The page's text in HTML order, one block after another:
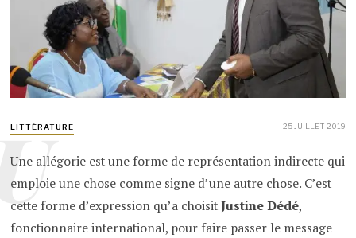
LITTÉRATURE 25 JUILLET 2019
Une allégorie est une forme de représentation indirecte qui
emploie une chose comme signe d’une autre chose. C’est
cette forme d’expression qu’a choisitJustine Dédé,
fonctionnaire international, pour faire passer le message